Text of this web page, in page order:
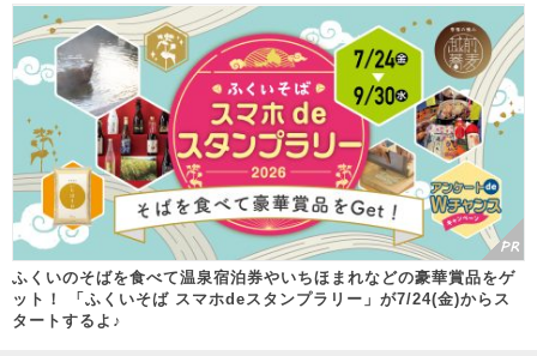
ふくいのそばを食べて温泉宿泊券やいちほまれなどの豪華賞品をゲ
ット！ 「ふくいそば スマホdeスタンプラリー」が7/24(金)からス
タートするよ♪